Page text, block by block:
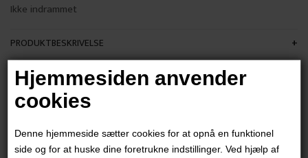
Hjemmesiden anvender
cookies
Denne hjemmeside sætter cookies for at opnå en funktionel
side og for at huske dine foretrukne indstillinger. Ved hjælp af
Ikke indrammet
PRODUKTBESKRIVELSE
PRODUKTINFORMATION
Andre værker af kunstneren: